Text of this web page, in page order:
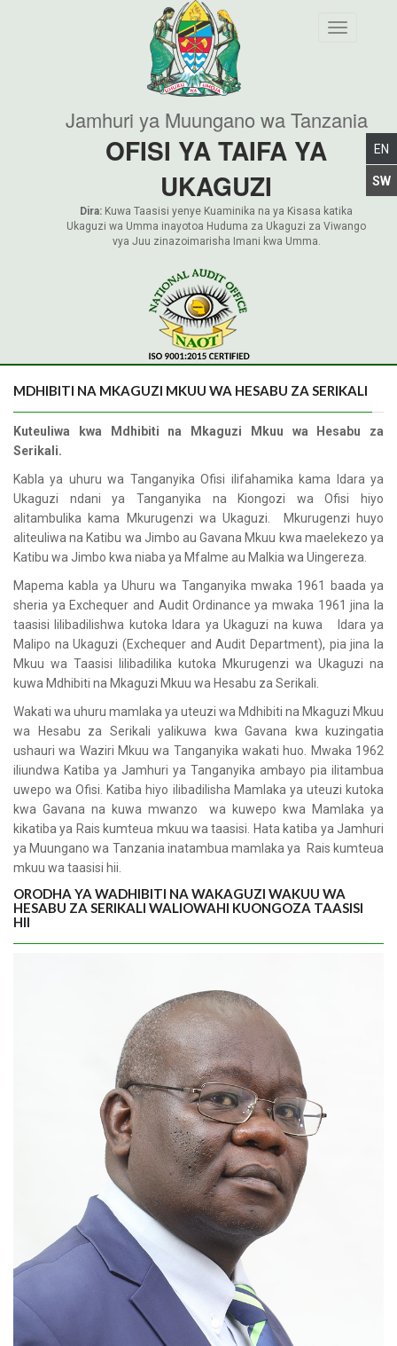
Toggle
Jamhuri ya Muungano wa Tanzania
OFISI YA TAIFA YA
UKAGUZI
Dira: Kuwa Taasisi yenye Kuaminika na ya Kisasa katika
Ukaguzi wa Umma inayotoa Huduma za Ukaguzi za Viwango
vya Juu zinazoimarisha Imani kwa Umma.
MDHIBITI NA MKAGUZI MKUU WA HESABU ZA SERIKALI
Kuteuliwa kwa Mdhibiti na Mkaguzi Mkuu wa Hesabu za
Serikali.
Kabla ya uhuru wa Tanganyika Ofisi ilifahamika kama Idara ya
Ukaguzi ndani ya Tanganyika na Kiongozi wa Ofisi hiyo
alitambulika kama Mkurugenzi wa Ukaguzi. Mkurugenzi huyo
aliteuliwa na Katibu wa Jimbo au Gavana Mkuu kwa maelekezo ya
Katibu wa Jimbo kwa niaba ya Mfalme au Malkia wa Uingereza.
Mapema kabla ya Uhuru wa Tanganyika mwaka 1961 baada ya
sheria ya Exchequer and Audit Ordinance ya mwaka 1961 jina la
taasisi lilibadilishwa kutoka Idara ya Ukaguzi na kuwa Idara ya
Malipo na Ukaguzi (Exchequer and Audit Department), pia jina la
Mkuu wa Taasisi lilibadilika kutoka Mkurugenzi wa Ukaguzi na
kuwa Mdhibiti na Mkaguzi Mkuu wa Hesabu za Serikali.
Wakati wa uhuru mamlaka ya uteuzi wa Mdhibiti na Mkaguzi Mkuu
wa Hesabu za Serikali yalikuwa kwa Gavana kwa kuzingatia
ushauri wa Waziri Mkuu wa Tanganyika wakati huo. Mwaka 1962
iliundwa Katiba ya Jamhuri ya Tanganyika ambayo pia ilitambua
uwepo wa Ofisi. Katiba hiyo ilibadilisha Mamlaka ya uteuzi kutoka
kwa Gavana na kuwa mwanzo wa kuwepo kwa Mamlaka ya
kikatiba ya Rais kumteua mkuu wa taasisi. Hata katiba ya Jamhuri
ya Muungano wa Tanzania inatambua mamlaka ya Rais kumteua
mkuu wa taasisi hii.
ORODHA YA WADHIBITI NA WAKAGUZI WAKUU WA
HESABU ZA SERIKALI WALIOWAHI KUONGOZA TAASISI
HII